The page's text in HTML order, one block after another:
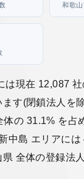
和歌
は現在 12,087
す(閉鎖法人を
の 31.1% を占
中島 エリアには
全体の登録法